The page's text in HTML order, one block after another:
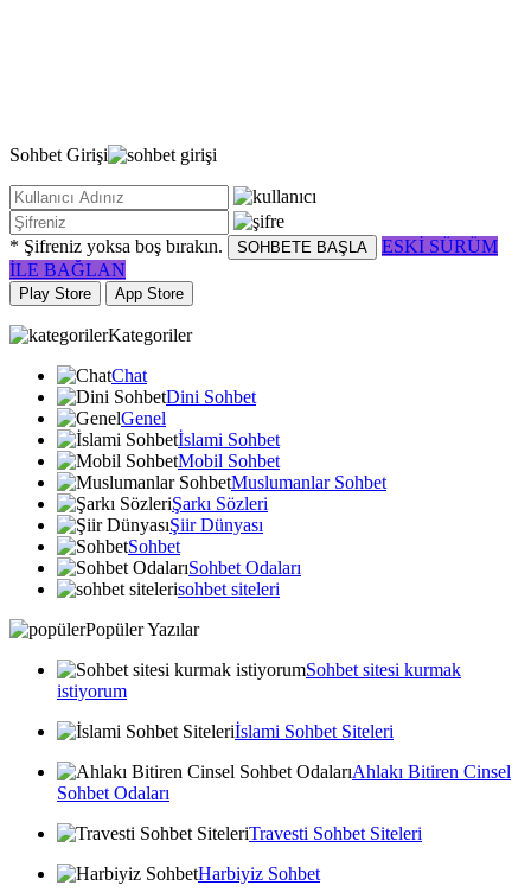
Sohbet Girişi
* Şifreniz yoksa boş bırakın. SOHBETE BAŞLA
ESKİ SÜRÜM
İLE BAĞLAN
Play Store App Store
Kategoriler
Chat
Dini Sohbet
Genel
İslami Sohbet
Mobil Sohbet
Muslumanlar Sohbet
Şarkı Sözleri
Şiir Dünyası
Sohbet
Sohbet Odaları
sohbet siteleri
Popüler Yazılar
Sohbet sitesi kurmak
istiyorum
İslami Sohbet Siteleri
Ahlakı Bitiren Cinsel
Sohbet Odaları
Travesti Sohbet Siteleri
Harbiyiz Sohbet